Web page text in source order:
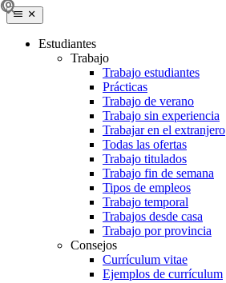
Estudiantes
Trabajo
Trabajo estudiantes
Prácticas
Trabajo de verano
Trabajo sin experiencia
Trabajar en el extranjero
Todas las ofertas
Trabajo titulados
Trabajo fin de semana
Tipos de empleos
Trabajo temporal
Trabajos desde casa
Trabajo por provincia
Consejos
Currículum vitae
Ejemplos de currículum